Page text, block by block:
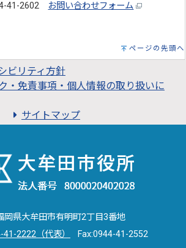
41-2602
お問い合わせフォーム
ページの先頭へ
ビリティ方針
・免責事項・個人情報の取り扱いに
サイトマップ
県大牟田市有明町2丁目3番地
41-2222（代表） Fax:0944-41-2552